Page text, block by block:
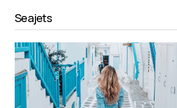
Seajets